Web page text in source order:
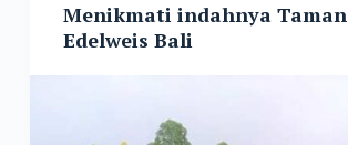
Menikmati indahnya Taman
Edelweis Bali